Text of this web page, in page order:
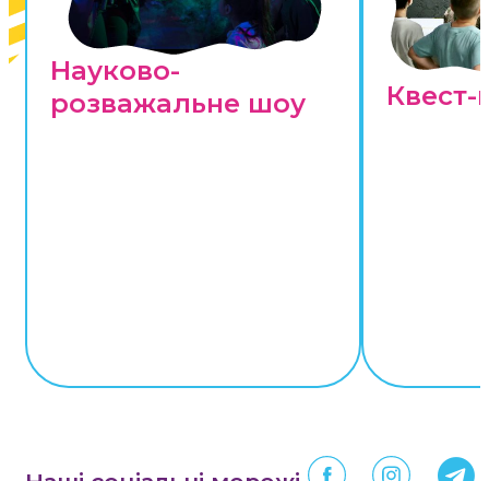
Науково-
розважальне шоу
Квест-